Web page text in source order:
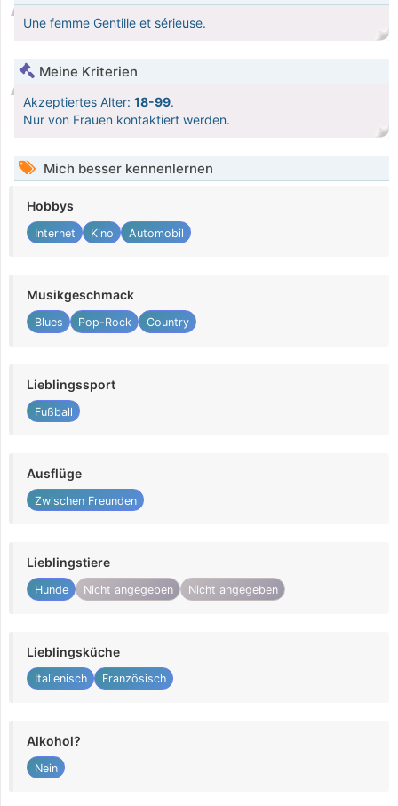
Une femme Gentille et sérieuse.
Meine Kriterien
Akzeptiertes Alter: 18-99.
Nur von Frauen kontaktiert werden.
Mich besser kennenlernen
Hobbys
Internet Kino Automobil
Musikgeschmack
Blues Pop-Rock Country
Lieblingssport
Fußball
Ausflüge
Zwischen Freunden
Lieblingstiere
Hunde Nicht angegeben Nicht angegeben
Lieblingsküche
Italienisch Französisch
Alkohol?
Nein